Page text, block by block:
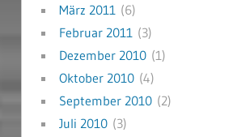
März 2011(6)
Februar 2011(3)
Dezember 2010(1)
Oktober 2010(4)
September 2010(2)
Juli 2010(3)